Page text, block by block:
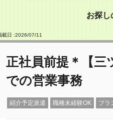
お探し
載日 :2026/07/11
正社員前提＊【三
での営業事務
紹介予定派遣 職種未経験OK ブラ